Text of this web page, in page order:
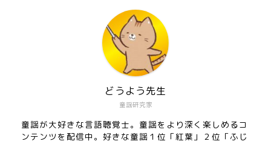
童謡研究家
どうよう先生
童謡が大好きな言語聴覚士。童謡をより深く楽しめるコ
ンテンツを配信中。好きな童謡１位「紅葉」２位「ふじ